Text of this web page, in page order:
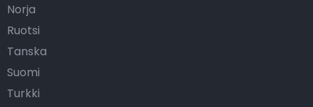
Norja
Ruotsi
Tanska
Suomi
Turkki